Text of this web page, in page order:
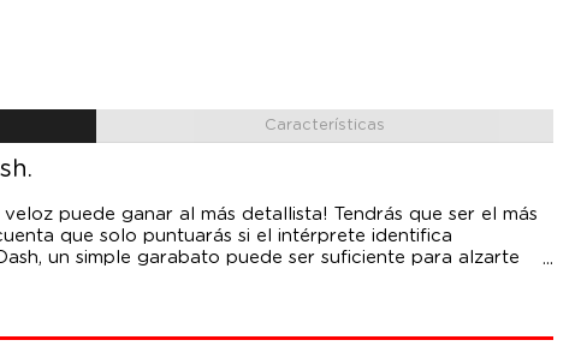
Características
puede ganar al más detallista! Tendrás que ser el más
que solo puntuarás si el intérprete identifica
un simple garabato puede ser suficiente para alzarte
con un dibujo cutre o te arriesgas a emplear unos
de dibujo, 7 rotuladores delebles, 70 cartas (490